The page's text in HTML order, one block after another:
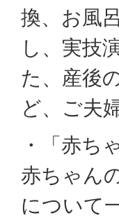
換、お風
し、実技
た、産後
ど、ご夫
・「赤ち
赤ちゃん
について